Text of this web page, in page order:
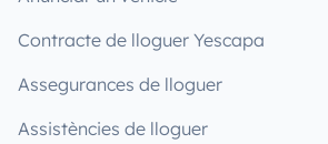
Contracte de lloguer Yescapa
Assegurances de lloguer
Assistències de lloguer